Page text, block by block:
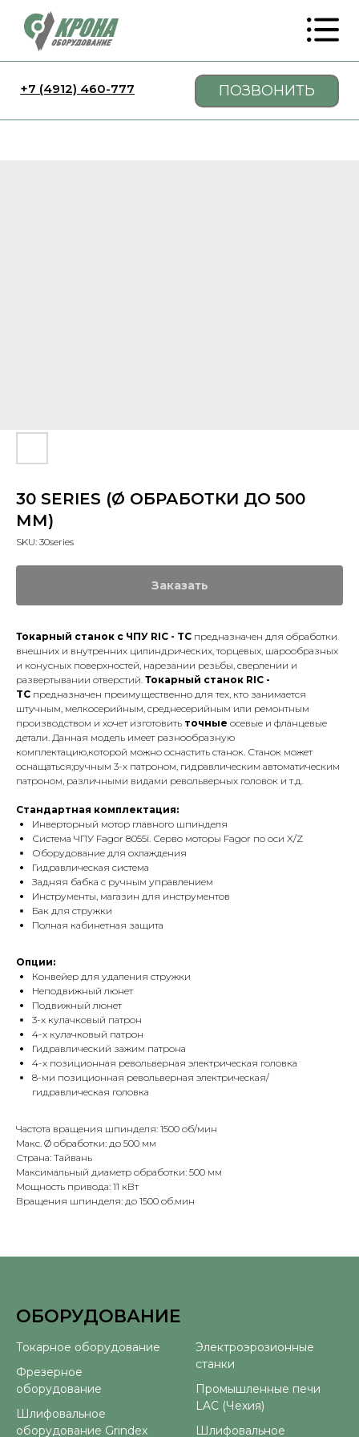
+7 (4912) 460-777 ПОЗВОНИТЬ
30 SERIES (Ø ОБРАБОТКИ ДО 500
ММ)
SKU: 30series
Заказать
Токарный станок с ЧПУ RIC - TC предназначен для обработки
внешних и внутренних цилиндрических, торцевых, шарообразных
и конусных поверхностей, нарезании резьбы, сверлении и
развертывании отверстий. Токарный станок RIC -
TC предназначен преимущественно для тех, кто занимается
штучным, мелкосерийным, среднесерийным или ремонтным
производством и хочет изготовить точные осевые и фланцевые
детали. Данная модель имеет разнообразную
комплектацию,которой можно оснастить станок. Станок может
оснащаться;ручным 3-х патроном, гидравлическим автоматическим
патроном, различными видами револьверных головок и т.д.
Cтандартная комплектация:
Инверторный мотор главного шпинделя
Система ЧПУ Fagor 8055i. Серво моторы Fagor по оси X/Z
Оборудование для охлаждения
Гидравлическая система
Задняя бабка с ручным управлением
Инструменты, магазин для инструментов
Бак для стружки
Полная кабинетная защита
Опции:
Конвейер для удаления стружки
Неподвижный люнет
Подвижный люнет
3-х кулачковый патрон
4-х кулачковый патрон
Гидравлический зажим патрона
4-х позиционная револьверная электрическая головка
8-ми позиционная револьверная электрическая/
гидравлическая головка
Частота вращения шпинделя: 1500 об/мин
Макс. Ø обработки: до 500 мм
Страна: Тайвань
Максимальный диаметр обработки: 500 мм
Мощность привода: 11 кВт
Вращения шпинделя: до 1500 об.мин
ОБОРУДОВАНИЕ
Токарное оборудование
Фрезерное
оборудование
Шлифовальное
оборудование Grindex
Электроэрозионные
станки
Промышленные печи
LAC (Чехия)
Шлифовальное